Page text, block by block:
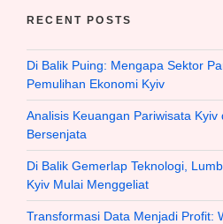
RECENT POSTS
Di Balik Puing: Mengapa Sektor
Pemulihan Ekonomi Kyiv
Analisis Keuangan Pariwisata Kyiv
Bersenjata
Di Balik Gemerlap Teknologi,
Kyiv Mulai Menggeliat
Transformasi Data Menjadi Profit: